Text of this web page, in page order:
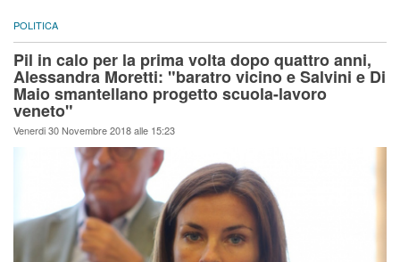
POLITICA
Pil in calo per la prima volta dopo quattro anni,
Alessandra Moretti: "baratro vicino e Salvini e Di
Maio smantellano progetto scuola-lavoro
veneto"
Venerdi 30 Novembre 2018 alle 15:23